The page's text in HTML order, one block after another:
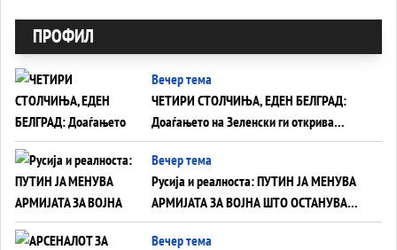
ПРОФИЛ
Вечер тема
ЧЕТИРИ СТОЛЧИЊА, ЕДЕН БЕЛГРАД:
Доаѓањето на Зеленски ги открива
тајните на политиката на балансирање
на Вучиќ
Вечер тема
Русија и реалноста: ПУТИН ЈА МЕНУВА
АРМИЈАТА ЗА ВОЈНА ШТО ОСТАНУВА
БЕЗ ФРОНТ
Вечер тема